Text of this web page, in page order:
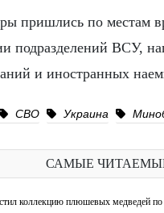
пришлись по местам
подразделений ВСУ,
и иностранных
СВО Украина
САМЫЕ
коллекцию плюшевых медведей по